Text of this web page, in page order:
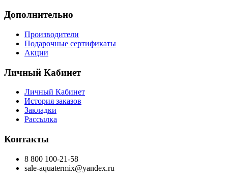
Дополнительно
Производители
Подарочные сертификаты
Акции
Личный Кабинет
Личный Кабинет
История заказов
Закладки
Рассылка
Контакты
8 800 100-21-58
sale-aquatermix@yandex.ru